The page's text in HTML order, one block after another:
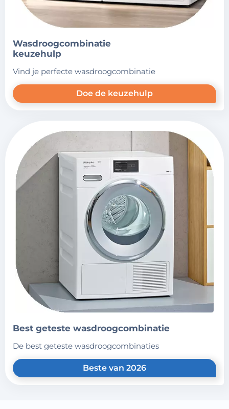
wasdroogcombinatie
keuzehulp
vind je perfecte wasdroogcombinatie
Doe de keuzehulp
best geteste wasdroogcombinatie
de best geteste wasdroogcombinaties
Beste van 2026